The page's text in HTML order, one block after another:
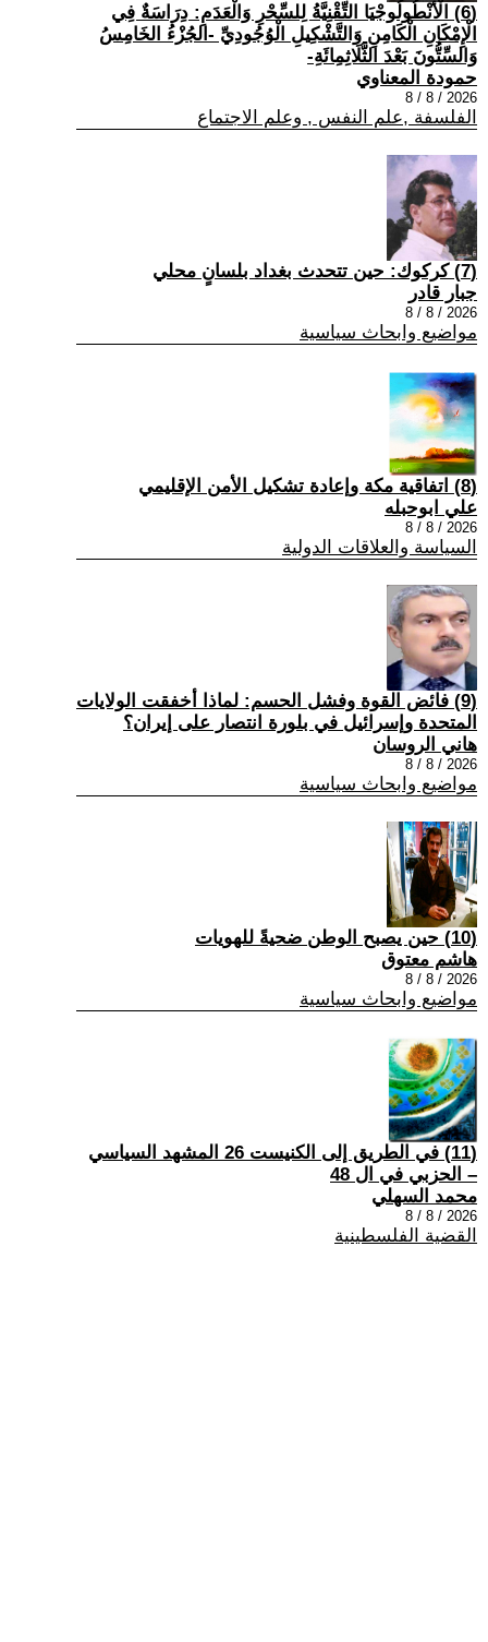
(6) الْأَنْطُولُوجْيَا التِّقْنِيَّةُ لِلسِّحْرِ وَالْعَدَمِ: دِرَاسَةٌ فِي
الْإِمْكَانِ الْكَامِنِ وَالتَّشْكِيلِ الْوُجُودِيِّ -الجُزْءُ الخَامِسُ
وَالسِّتُّونَ بَعْدَ الثَّلَاثِمِائَةِ-
حمودة المعناوي
2026 / 8 / 8
الفلسفة ,علم النفس , وعلم الاجتماع
(7) كركوك: حين تتحدث بغداد بلسانٍ محلي
جبار قادر
2026 / 8 / 8
مواضيع وابحاث سياسية
(8) اتفاقية مكة وإعادة تشكيل الأمن الإقليمي
علي ابوحبله
2026 / 8 / 8
السياسة والعلاقات الدولية
(9) فائض القوة وفشل الحسم: لماذا أخفقت الولايات
المتحدة وإسرائيل في بلورة انتصار على إيران؟
هاني الروسان
2026 / 8 / 8
مواضيع وابحاث سياسية
(10) حين يصبح الوطن ضحيةً للهويات
هاشم معتوق
2026 / 8 / 8
مواضيع وابحاث سياسية
(11) في الطريق إلى الكنيست 26 المشهد السياسي
– الحزبي في ال 48
محمد السهلي
2026 / 8 / 8
القضية الفلسطينية